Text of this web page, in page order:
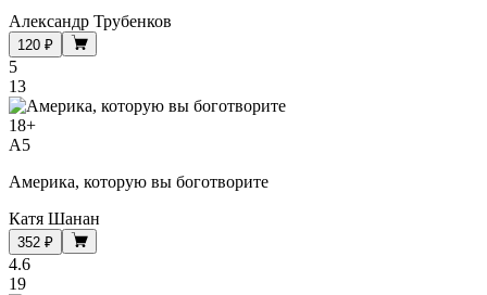
Александр Трубенков
120 ₽
5
13
18+
A5
Америка, которую вы боготворите
Катя Шанан
352 ₽
4.6
19